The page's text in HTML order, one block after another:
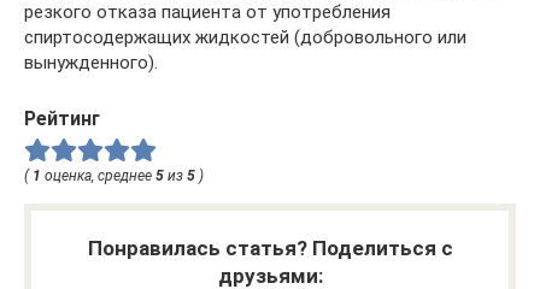
резкого отказа пациента от употребления
спиртосодержащих жидкостей (добровольного или
вынужденного).
Рейтинг
( 1 оценка, среднее 5 из 5 )
Понравилась статья? Поделиться с
друзьями: